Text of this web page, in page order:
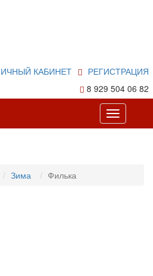
РЕГИСТРАЦИЯ
КАБИНЕТ
8 929 504 06 82
Toggle
navigation
Зима Филька